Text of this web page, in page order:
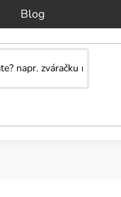
Blog